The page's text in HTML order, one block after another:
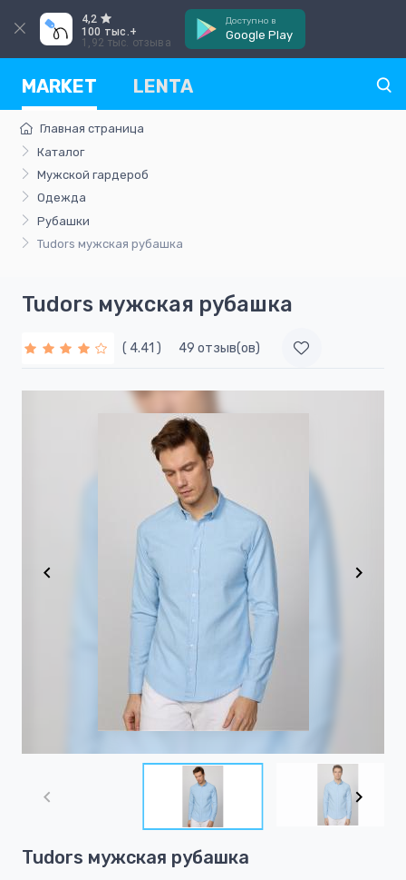
4,2
100 тыс.+
1,92 тыс. отзыва
Доступно в
Google Play
MARKET LENTA
Главная страница
Каталог
Мужской гардероб
Одежда
Рубашки
Tudors мужская рубашка
Tudors мужская рубашка
( 4.41 ) 49 отзыв(ов)
1
Tudors мужская рубашка